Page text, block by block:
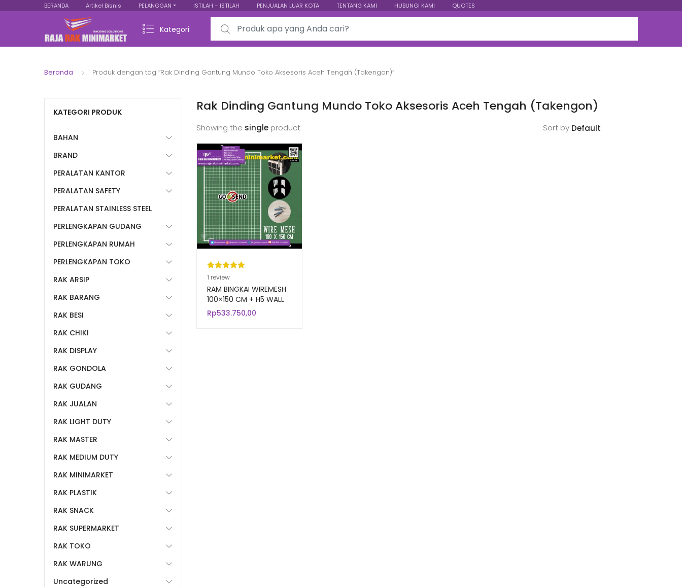
BERANDA Artikel Bisnis PELANGGAN ISTILAH – ISTILAH PENJUALAN LUAR KOTA TENTANG KAMI HUBUNGI KAMI QUOTES
Kategori
Search for:
Beranda Produk dengan tag “Rak Dinding Gantung Mundo Toko Aksesoris Aceh Tengah (Takengon)”
Rak Dinding Gantung Mundo Toko Aksesoris Aceh Tengah (Takengon)
Showing the single product Sort by
Peringkat
5.00 dari 5
berdasarka
1
penilaian
pelanggan
1 review
RAM BINGKAI WIREMESH
100×150 CM + H5 WALL
PUTIH | Rak Dinding
Gantung Mundo Toko
Rp533.750,00
KATEGORI PRODUK
BAHAN
BRAND
PERALATAN KANTOR
PERALATAN SAFETY
PERALATAN STAINLESS STEEL
PERLENGKAPAN GUDANG
PERLENGKAPAN RUMAH
PERLENGKAPAN TOKO
RAK ARSIP
RAK BARANG
RAK BESI
RAK CHIKI
RAK DISPLAY
RAK GONDOLA
RAK GUDANG
RAK JUALAN
RAK LIGHT DUTY
RAK MASTER
RAK MEDIUM DUTY
RAK MINIMARKET
RAK PLASTIK
RAK SNACK
RAK SUPERMARKET
RAK TOKO
RAK WARUNG
Uncategorized